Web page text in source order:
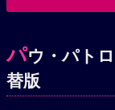
パウ・パト
替版